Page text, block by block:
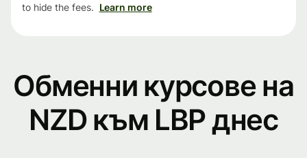
to hide the fees. Learn more
Обменни курсове на
NZD към LBP днес